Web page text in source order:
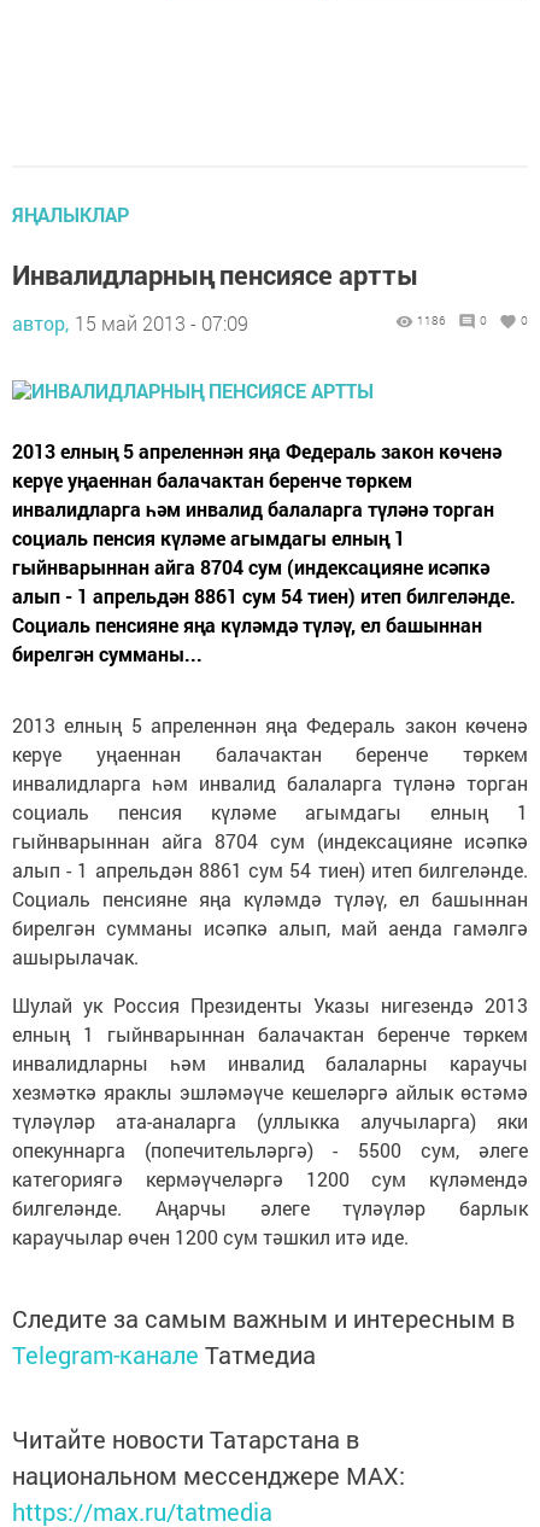
ЯҢАЛЫКЛАР
Инвалидларның пенсиясе артты
автор, 15 май 2013 - 07:09 1186 0 0
2013 елның 5 апреленнән яңа Федераль закон кө­ченә
керүе уңаеннан балачактан беренче төркем
инвалидларга һәм инвалид балаларга түләнә торган
социаль пенсия күләме агымдагы елның 1
гыйнварыннан айга 8704 сум (индексацияне исәпкә
алып - 1 апрельдән 8861 сум 54 тиен) итеп билгеләнде.
Социаль пенсияне яңа күләмдә түләү, ел башыннан
бирелгән сумманы...
2013 елның 5 апреленнән яңа Федераль закон кө­ченә
керүе уңаеннан балачактан беренче төркем
инвалидларга һәм инвалид балаларга түләнә торган
социаль пенсия күләме агымдагы елның 1
гыйнварыннан айга 8704 сум (индексацияне исәпкә
алып - 1 апрельдән 8861 сум 54 тиен) итеп билгеләнде.
Социаль пенсияне яңа күләмдә түләү, ел башыннан
бирелгән сумманы исәпкә алып, май аенда гамәлгә
ашырылачак.
Шулай ук Россия Президенты Указы нигезендә 2013
елның 1 гыйнварыннан балачактан беренче төркем
инвалидларны һәм инвалид балаларны караучы
хезмәткә яраклы эшләмәүче кешеләргә айлык өстәмә
түләүләр ата-аналарга (уллыкка алучыларга) яки
опекуннарга (попечительләргә) - 5500 сум, әлеге
категориягә кермәүчеләргә 1200 сум күләмендә
билгеләнде. Аңарчы әлеге түләүләр барлык
караучылар өчен 1200 сум тәшкил итә иде.
Следите за самым важным и интересным в
Telegram-канале Татмедиа
Читайте новости Татарстана в
национальном мессенджере MАХ:
https://max.ru/tatmedia